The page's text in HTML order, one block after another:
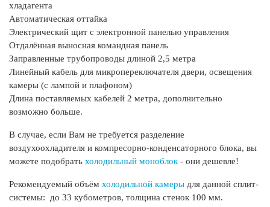
хладагента
Автоматическая оттайка
Электрический щит с электронной панелью управления
Отдалённая выносная командная панель
Заправленные трубопроводы длиной 2,5 метра
Линейный кабель для микропереключателя двери, освещения
камеры (с лампой и плафоном)
Длина поставляемых кабелей 2 метра, дополнительно
возможно больше.
В случае, если Вам не требуется разделение
воздухоохладителя и компресорно-конденсаторного блока, вы
можете подобрать холодильный моноблок - они дешевле!
Рекомендуемый объём холодильной камеры для данной сплит-
системы: до 33 кубометров, толщина стенок 100 мм.